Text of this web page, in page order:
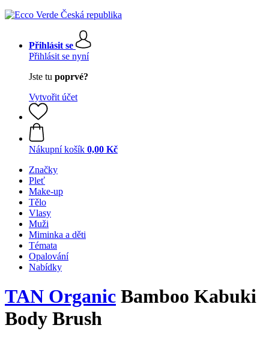
Přihlásit se
Přihlásit se nyní
Jste tu poprvé?
Vytvořit účet
Nákupní košík 0,00 Kč
Značky
Pleť
Make-up
Tělo
Vlasy
Muži
Miminka a děti
Témata
Opalování
Nabídky
TAN Organic Bamboo Kabuki
Body Brush